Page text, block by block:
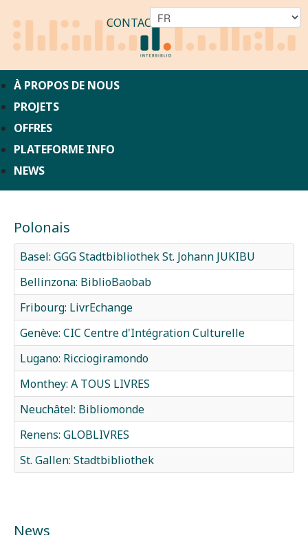
CONTACT
À PROPOS DE NOUS
PROJETS
OFFRES
PLATEFORME INFO
NEWS
Polonais
Basel: GGG Stadtbibliothek St. Johann JUKIBU
Bellinzona: BiblioBaobab
Fribourg: LivrEchange
Genève: CIC Centre d'Intégration Culturelle
Lugano: Ricciogiramondo
Monthey: A TOUS LIVRES
Neuchâtel: Bibliomonde
Renens: GLOBLIVRES
St. Gallen: Stadtbibliothek
News